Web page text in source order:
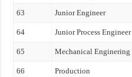
63 Junior Engineer
64 Junior Process Engineer
65 Mechanical Enginering
66 Production